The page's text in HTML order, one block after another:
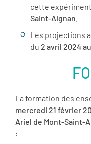
cette
Saint-Aignan
Les projections
du 2 avril 2024
La formation des
mercredi 21 février
Ariel de Mont-Saint-
: